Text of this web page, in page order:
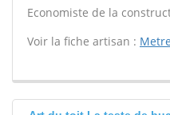
Economiste de la
Voir la fiche artisan :